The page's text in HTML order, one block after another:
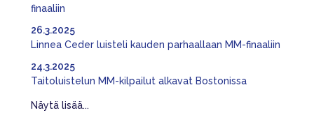
finaaliin
Linnea Ceder luisteli kauden parhaallaan MM-finaaliin
26.3.2025
Taitoluistelun MM-kilpailut alkavat Bostonissa
24.3.2025
Näytä lisää...